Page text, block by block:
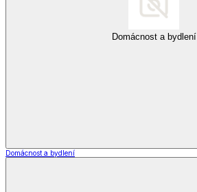
Domácnost a bydlení
Domácnost a bydlení